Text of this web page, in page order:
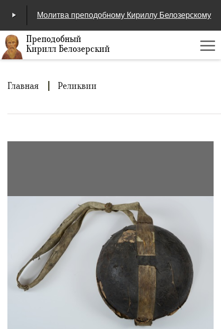
00:00 04:25
Молитва преподобному Кириллу Белозерскому
Преподобный
Кирилл Белозерский
Строка
навигации
Главная Реликвии